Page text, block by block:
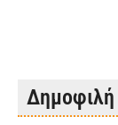
Δημοφιλή